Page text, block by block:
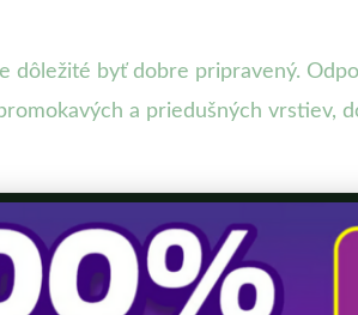
dôležité byť dobre pripravený.
a priedušných vrstiev,